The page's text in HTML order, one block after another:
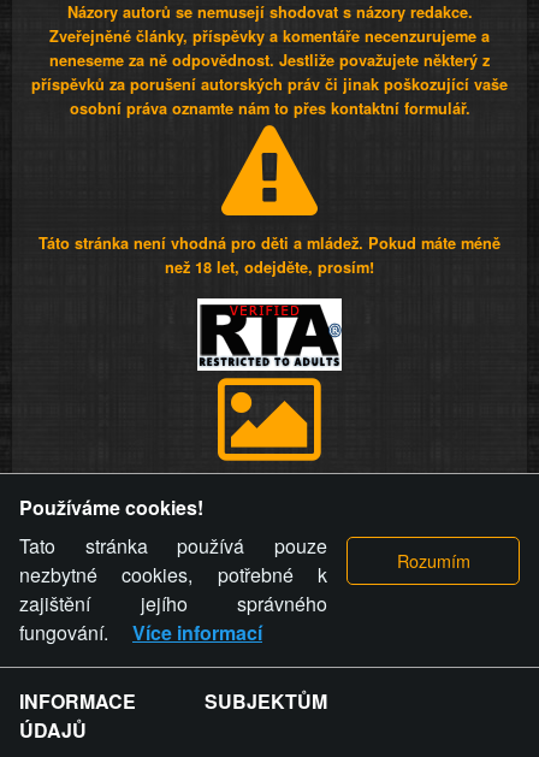
Názory autorů se nemusejí shodovat s názory redakce.
Zveřejněné články, příspěvky a komentáře necenzurujeme a
neneseme za ně odpovědnost. Jestliže považujete některý z
příspěvků za porušení autorských práv či jinak poškozující vaše
osobní práva oznamte nám to přes kontaktní formulář.
Táto stránka není vhodná pro děti a mládež. Pokud máte méně
než 18 let, odejděte, prosím!
videa a komentáře. Osoba, které se toto opatření provozovatele
stránky týče, ani osoba, která umístila fotografii nebo video na
stránku, nemůže z důvodu odstranění fotografie, videa nebo
komentáře pro výše uvedenou okolnost uplatnit vůči
provozovateli stránky žádný nárok na náhradu škody nebo
nemajetkové újmy.
ZVRÁCENÝ.CZ - Svět není zvrácenej. To jen
Používáme cookies!
Tato stránka používá pouze
nezbytné cookies, potřebné k
zajištění jejího správného
fungování.
Více informací
INFORMACE SUBJEKTŮM
ÚDAJŮ